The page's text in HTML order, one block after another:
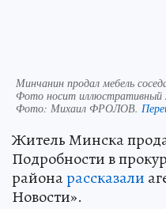
Минчанин продал мебель
Фото носит иллюстративный
Фото: Михаил ФРОЛОВ.
Житель Минска
Подробности в
районарассказали
Новости».